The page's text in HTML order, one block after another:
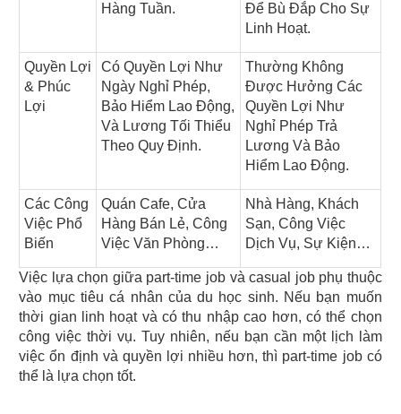
Hàng Tuần.
Để Bù Đắp Cho Sự
Linh Hoạt.
Quyền Lợi
& Phúc
Lợi
Có Quyền Lợi Như
Ngày Nghỉ Phép,
Bảo Hiểm Lao Động,
Và Lương Tối Thiểu
Theo Quy Định.
Thường Không
Được Hưởng Các
Quyền Lợi Như
Nghỉ Phép Trả
Lương Và Bảo
Hiểm Lao Động.
Các Công
Việc Phổ
Biến
Quán Cafe, Cửa
Hàng Bán Lẻ, Công
Việc Văn Phòng…
Nhà Hàng, Khách
Sạn, Công Việc
Dịch Vụ, Sự Kiện…
Việc lựa chọn giữa part-time job và casual job phụ thuộc
vào mục tiêu cá nhân của du học sinh. Nếu bạn muốn
thời gian linh hoạt và có thu nhập cao hơn, có thể chọn
công việc thời vụ. Tuy nhiên, nếu bạn cần một lịch làm
việc ổn định và quyền lợi nhiều hơn, thì part-time job có
thể là lựa chọn tốt.